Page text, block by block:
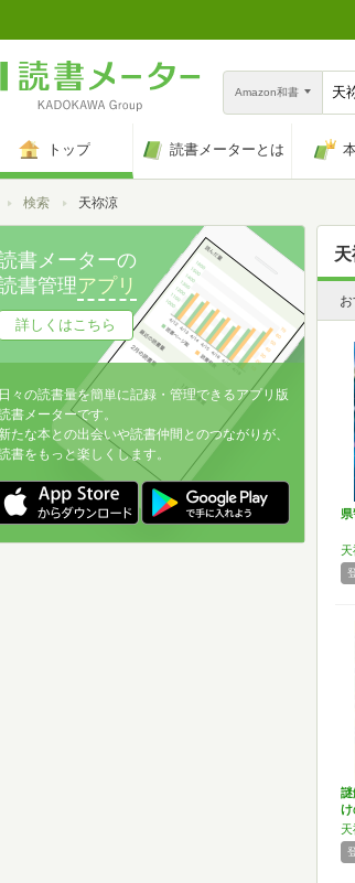
Amazon和書
トップ 読書メーターとは
トップ検索 天祢涼
謎
書メーターの
書管理アプリ
詳しくはこちら
日々の読書量を簡単に記録・管理できるアプリ版
書メーターです。
新たな本との出会いや読書仲間とのつながりが、
書をもっと楽しくします。